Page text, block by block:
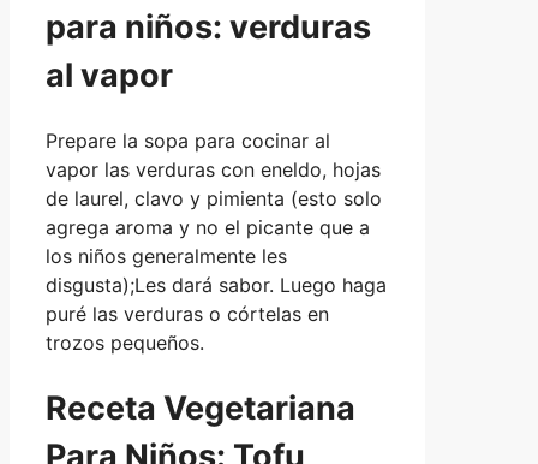
para niños: verduras
al vapor
Prepare la sopa para cocinar al
vapor las verduras con eneldo, hojas
de laurel, clavo y pimienta (esto solo
agrega aroma y no el picante que a
los niños generalmente les
disgusta);Les dará sabor. Luego haga
puré las verduras o córtelas en
trozos pequeños.
Receta Vegetariana
Para Niños: Tofu